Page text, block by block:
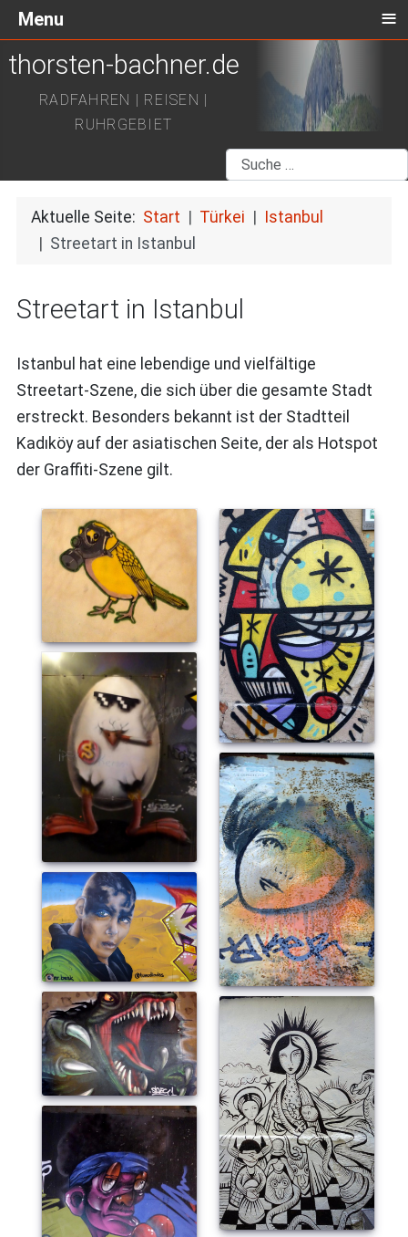
thorsten-bachner.de
RADFAHREN | REISEN |
RUHRGEBIET
Suchen
Aktuelle Seite: Start Türkei
Istanbul
Streetart in Istanbul
Streetart in Istanbul
Istanbul hat eine lebendige und vielfältige
Streetart-Szene, die sich über die gesamte Stadt
erstreckt. Besonders bekannt ist der Stadtteil
Kadıköy auf der asiatischen Seite, der als Hotspot
der Graffiti-Szene gilt.
Menu ≡